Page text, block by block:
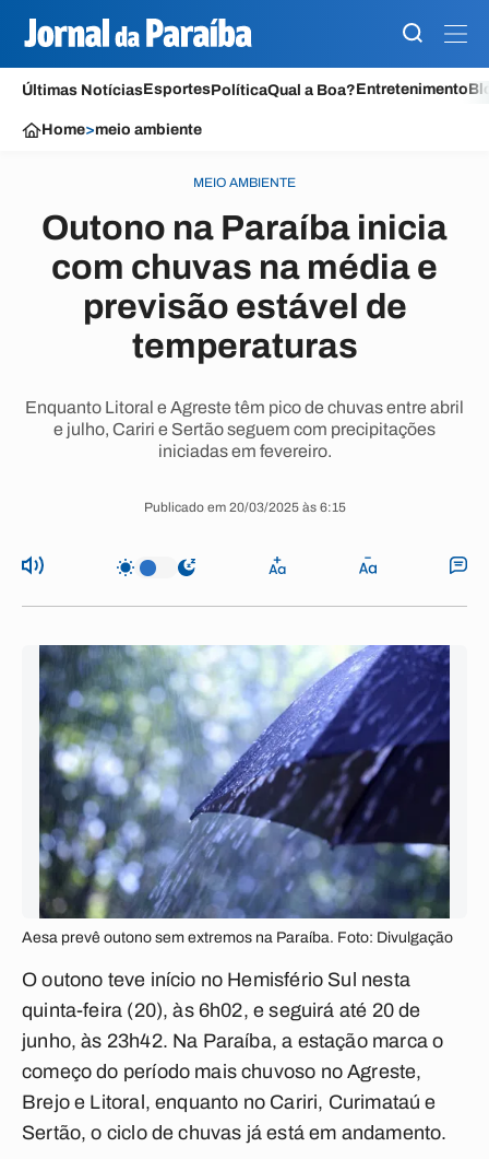
Últimas NotíciasEsportesPolíticaQual a Boa?Entretenimento
Home>meio ambiente
MEIO AMBIENTE
Outono na Paraíba inicia
com chuvas na média e
previsão estável de
temperaturas
Enquanto Litoral e Agreste têm pico de chuvas entre abril
e julho, Cariri e Sertão seguem com precipitações
iniciadas em fevereiro.
Publicado em 20/03/2025 às 6:15
Aesa prevê outono sem extremos na Paraíba. Foto: Divulgação
O outono teve início no Hemisfério Sul nesta
quinta-feira (20), às 6h02, e seguirá até 20 de
junho, às 23h42. Na Paraíba, a estação marca o
começo do período mais chuvoso no Agreste,
Brejo e Litoral, enquanto no Cariri, Curimataú e
Sertão, o ciclo de chuvas já está em andamento.